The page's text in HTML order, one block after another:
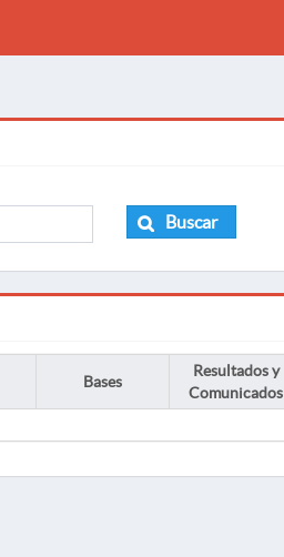
Buscar
Bases
Resultados y
Comunicados